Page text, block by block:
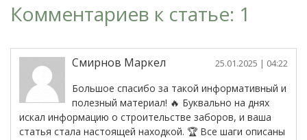
Комментариев к статье: 1
Смирнов Маркел 25.01.2025 | 04:22
Большое спасибо за такой информативный и
полезный материал! 🔥 Буквально на днях
искал информацию о строительстве заборов, и ваша
статья стала настоящей находкой. 🏆 Все шаги описаны